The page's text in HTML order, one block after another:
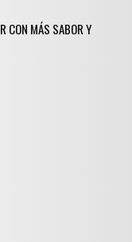
CON MÁS SABOR Y